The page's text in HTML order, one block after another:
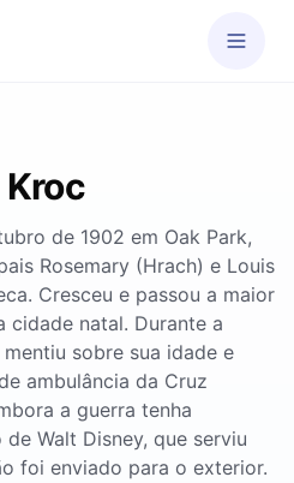
Kroc
de 1902 em Oak Park,
Rosemary (Hrach) e Louis
Cresceu e passou a maior
cidade natal. Durante a
sobre sua idade e
ambulância da Cruz
a guerra tenha
Walt Disney, que serviu
foi enviado para o exterior.